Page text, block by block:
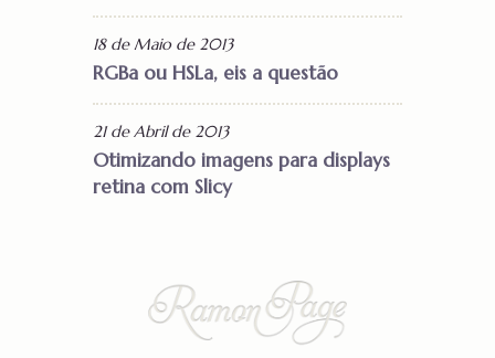
18 de Maio de 2013
RGBa ou HSLa, eis a questão
21 de Abril de 2013
Otimizando imagens para displays
retina com Slicy